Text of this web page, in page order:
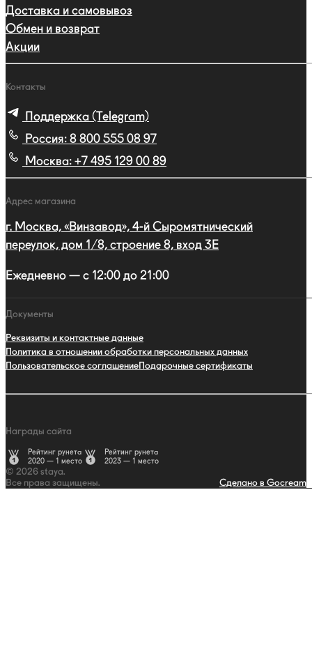
Доставка и самовывоз
Обмен и возврат
Акции
Контакты
Поддержка (Telegram)
Россия: 8 800 555 08 97
Москва: +7 495 129 00 89
Адрес магазина
г. Москва, «Винзавод», 4-й Сыромятнический
переулок, дом 1/8, строение 8, вход 3E
Ежедневно — с 12:00 до 21:00
Документы
Реквизиты и контактные данные
Политика в отношении обработки персональных данных
Пользовательское соглашениеПодарочные сертификаты
Награды сайта
Рейтинг рунета
2020 — 1 место
Рейтинг рунета
2023 — 1 место
© 2026 staya.
Все права защищены.
Сделано в Gocream